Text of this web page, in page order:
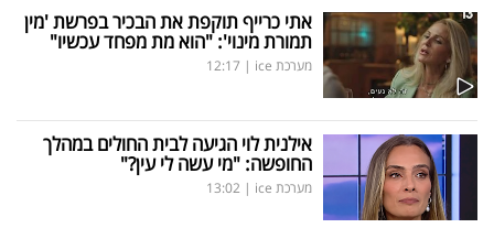
אתי כרייף תוקפת את הבכיר בפרשת 'מין
תמורת מינוי': "הוא מת מפחד עכשיו"
מערכת ice |
12:17
אילנית לוי הגיעה לבית החולים במהלך
החופשה: "מי עשה לי עין?"
מערכת ice |
13:02